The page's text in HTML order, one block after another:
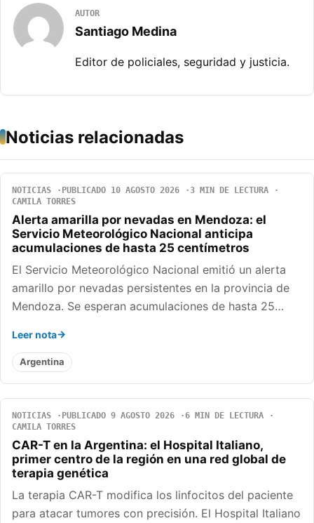
AUTOR
Santiago Medina
Editor de policiales, seguridad y justicia.
Noticias relacionadas
NOTICIAS PUBLICADO 10 AGOSTO 2026
3 MIN DE LECTURA
CAMILA TORRES
Alerta amarilla por nevadas en Mendoza: el
Servicio Meteorológico Nacional anticipa
acumulaciones de hasta 25 centímetros
El Servicio Meteorológico Nacional emitió un alerta
amarillo por nevadas persistentes en la provincia de
Mendoza. Se esperan acumulaciones de hasta 25…
Leer nota
Argentina
NOTICIAS PUBLICADO 9 AGOSTO 2026
6 MIN DE LECTURA
CAMILA TORRES
CAR-T en la Argentina: el Hospital Italiano,
primer centro de la región en una red global de
terapia genética
La terapia CAR-T modifica los linfocitos del paciente
para atacar tumores con precisión. El Hospital Italiano